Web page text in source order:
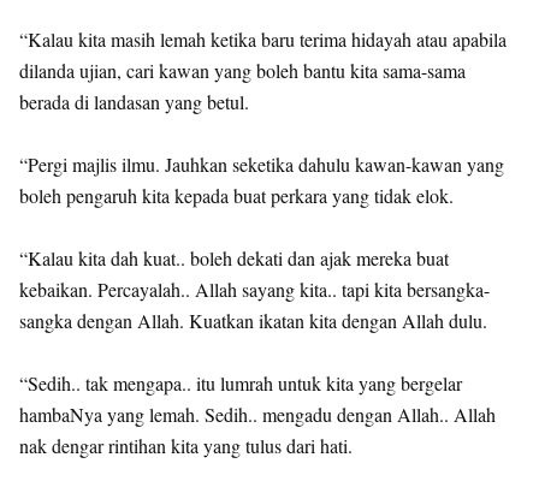
“Kalau kita masih lemah ketika baru terima hidayah atau apabila
dilanda ujian, cari kawan yang boleh bantu kita sama-sama
berada di landasan yang betul.
“Pergi majlis ilmu. Jauhkan seketika dahulu kawan-kawan yang
boleh pengaruh kita kepada buat perkara yang tidak elok.
“Kalau kita dah kuat.. boleh dekati dan ajak mereka buat
kebaikan. Percayalah.. Allah sayang kita.. tapi kita bersangka-
sangka dengan Allah. Kuatkan ikatan kita dengan Allah dulu.
“Sedih.. tak mengapa.. itu lumrah untuk kita yang bergelar
hambaNya yang lemah. Sedih.. mengadu dengan Allah.. Allah
nak dengar rintihan kita yang tulus dari hati.